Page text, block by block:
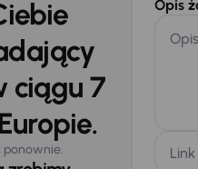
ciągu 7
ponownie.
Opis